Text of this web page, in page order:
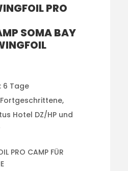
PRO
SOMA BAY
6 Tage
Hotel DZ/HP und
PRO CAMP FÜR